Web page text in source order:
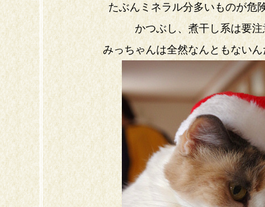
たぶんミネラル分多いものが危
かつぶし、煮干し系は要
みっちゃんは全然なんともない